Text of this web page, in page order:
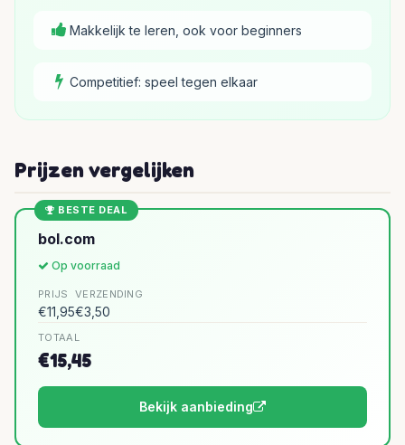
Makkelijk te leren, ook voor beginners
Competitief: speel tegen elkaar
Prijzen vergelijken
BESTE DEAL
bol.com
Op voorraad
PRIJS
€11,95
VERZENDING
€3,50
TOTAAL
€15,45
Bekijk aanbieding